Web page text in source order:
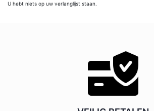
U hebt niets op uw verlanglijst staan.